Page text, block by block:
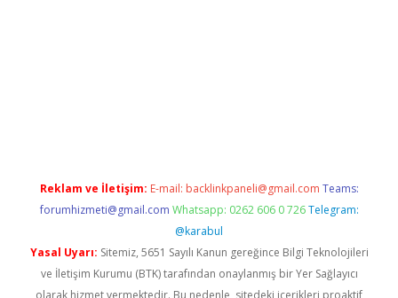
Reklam ve İletişim: E-mail: backlinkpaneli@gmail.com Teams:
forumhizmeti@gmail.com Whatsapp: 0262 606 0 726 Telegram:
@karabul
Yasal Uyarı: Sitemiz, 5651 Sayılı Kanun gereğince Bilgi Teknolojileri
ve İletişim Kurumu (BTK) tarafından onaylanmış bir Yer Sağlayıcı
olarak hizmet vermektedir. Bu nedenle, sitedeki içerikleri proaktif